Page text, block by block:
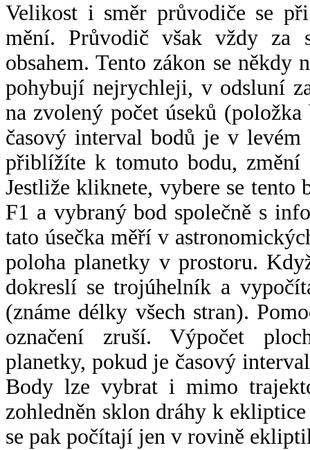
Velikost i směr průvodiče se
mění. Průvodič však vždy za
obsahem. Tento zákon se někdy
pohybují nejrychleji, v odsluní
na zvolený počet úseků
časový interval bodů je v
přiblížíte k tomuto bodu,
Jestliže kliknete, vybere se tento
F1 a vybraný bod společně s
tato úsečka měří v
poloha planetky v prostoru.
dokreslí se trojúhelník a
(známe délky všech stran).
označení zruší. Výpočet
planetky, pokud je časový
Body lze vybrat i mimo
zohledněn sklon dráhy k
se pak počítají jen v rovině